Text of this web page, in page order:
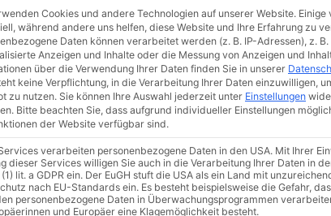
/Schmuckstein/ Blutdiabas „Stranglehold“
€
Cookies und andere Technologien auf unserer Website. Einige
während andere uns helfen, diese Website und Ihre Erfahrung zu
Daten können verarbeitet werden (z. B. IP-Adressen), z.
Anzeigen und Inhalte oder die Messung von Anzeigen und
über die Verwendung Ihrer Daten finden Sie in unserer
keine Verpflichtung, in die Verarbeitung Ihrer Daten einzuwilligen,
zu nutzen. Sie können Ihre Auswahl jederzeit unter Einstellungen
Bitte beachten Sie, dass aufgrund individueller Einstellungen
der Website verfügbar sind.
verarbeiten personenbezogene Daten in den USA. Mit Ihrer
dieser Services willigen Sie auch in die Verarbeitung Ihrer Daten in
lit. a GDPR ein. Der EuGH stuft die USA als ein Land mit
nach EU-Standards ein. Es besteht beispielsweise die Gefahr,
personenbezogene Daten in Überwachungsprogrammen
und Europäer eine Klagemöglichkeit besteht.